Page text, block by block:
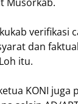
verifikasi
dan
itu.
KONI juga